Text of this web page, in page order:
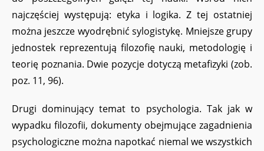
najczęściej występują: etyka i logika. Z tej ostatniej
można jeszcze wyodrębnić sylogistykę. Mniejsze grupy
jednostek reprezentują filozofię nauki, metodologię i
teorię poznania. Dwie pozycje dotyczą metafizyki (zob.
poz. 11, 96).
Drugi dominujący temat to psychologia. Tak jak w
wypadku filozofii, dokumenty obejmujące zagadnienia
psychologiczne można napotkać niemal we wszystkich